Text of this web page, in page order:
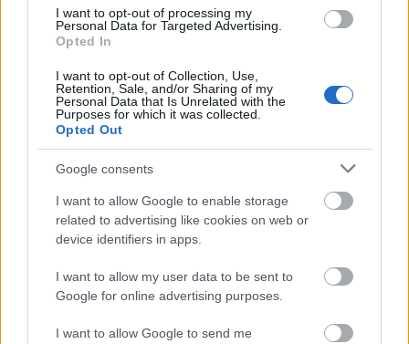
I want to opt-out of processing my
Personal Data for Targeted Advertising.
Opted In
I want to opt-out of Collection, Use,
Retention, Sale, and/or Sharing of my
Personal Data that Is Unrelated with the
Purposes for which it was collected.
Opted Out
Google consents
I want to allow Google to enable storage
related to advertising like cookies on web or
device identifiers in apps.
I want to allow my user data to be sent to
Google for online advertising purposes.
I want to allow Google to send me
BY:DOMBIBALAZS2021. FEB 24.
A napokban kiszivárgott képernyőfotók alapján a
kevésbé "fehérek". Az előadók között volt a Robin
DiAngelo írónő, aki megalkotta a szeminárium
szellemi alapjául szolgáló progresszív fajelméleti
keretrendszert, ami állítása szerint a rasszizmust…